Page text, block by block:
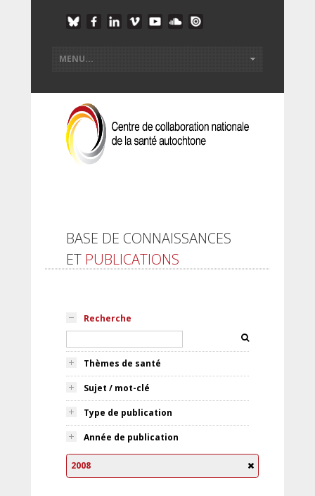
BASE DE CONNAISSANCES
ET PUBLICATIONS
Recherche
Thèmes de santé
Sujet / mot-clé
Type de publication
Année de publication
2008